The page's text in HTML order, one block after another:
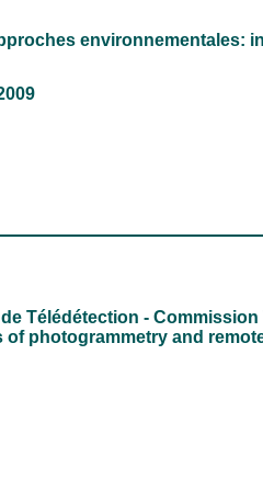
environnementales:
Télédétection - Commission
photogrammetry and